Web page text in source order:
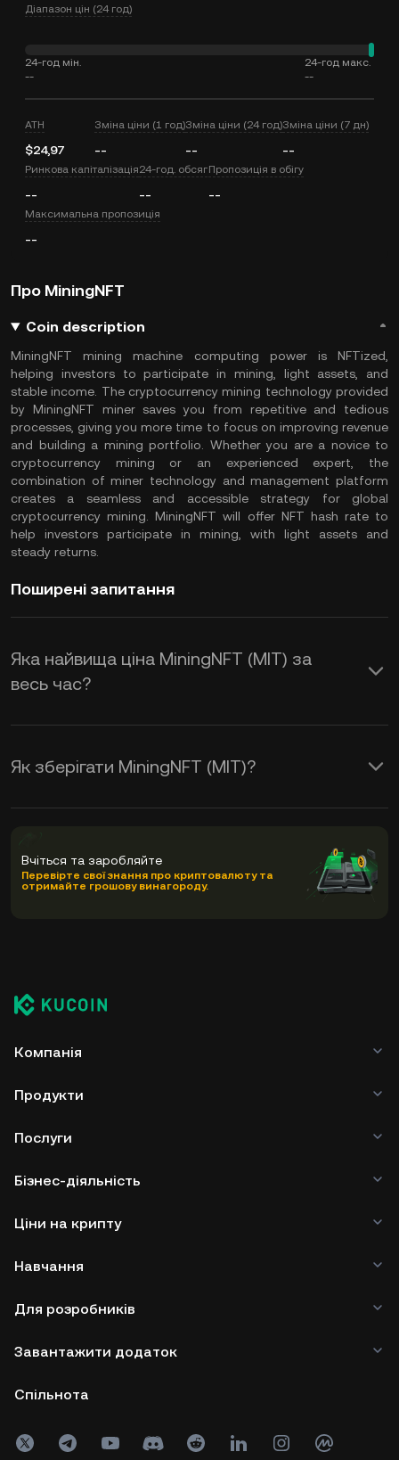
Діапазон цін (24 год)
24-год мін.
--
24-год макс.
--
ATH
$24,97
Зміна ціни (1 год)
--
Зміна ціни (24 год)
--
Зміна ціни (7 дн)
--
Ринкова капіталізація
--
24-год. обсяг
--
Пропозиція в обігу
--
Максимальна пропозиція
--
Про MiningNFT
Coin description
MiningNFT mining machine computing power is NFTized,
helping investors to participate in mining, light assets, and
stable income. The cryptocurrency mining technology provided
by MiningNFT miner saves you from repetitive and tedious
processes, giving you more time to focus on improving revenue
and building a mining portfolio. Whether you are a novice to
cryptocurrency mining or an experienced expert, the
combination of miner technology and management platform
creates a seamless and accessible strategy for global
cryptocurrency mining. MiningNFT will offer NFT hash rate to
help investors participate in mining, with light assets and
steady returns.
Поширені запитання
Яка найвища ціна MiningNFT (MIT) за
весь час?
Як зберігати MiningNFT (MIT)?
Вчіться та заробляйте
Перевірте свої знання про криптовалюту та
отримайте грошову винагороду.
Компанія
Продукти
Послуги
Бізнес-діяльність
Ціни на крипту
Навчання
Для розробників
Завантажити додаток
Спільнота